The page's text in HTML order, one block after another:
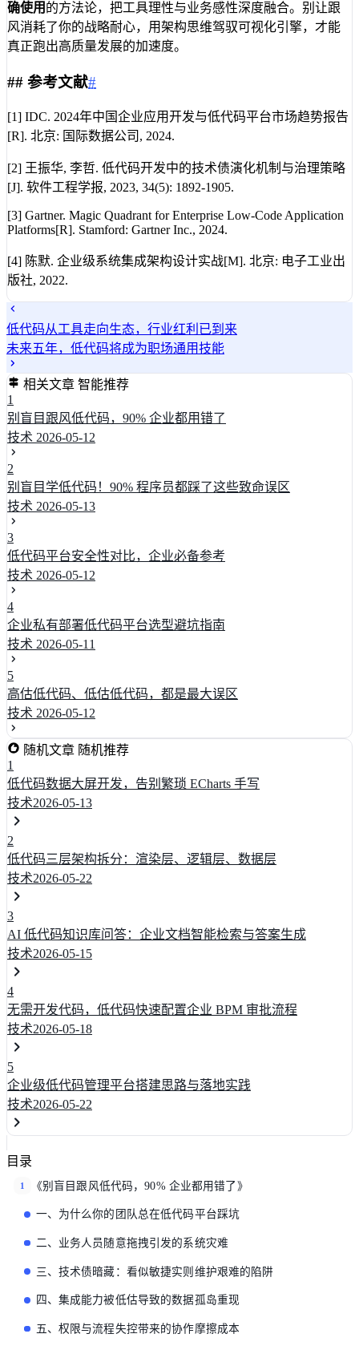
确使用 的方法论，把工具理性与业务感性深度融合。别让跟
风消耗了你的战略耐心，用架构思维驾驭可视化引擎，才能
真正跑出高质量发展的加速度。
## 参考文献#
[1] IDC. 2024年中国企业应用开发与低代码平台市场趋势报告
[R]. 北京: 国际数据公司, 2024.
[2] 王振华, 李哲. 低代码开发中的技术债演化机制与治理策略
[J]. 软件工程学报, 2023, 34(5): 1892-1905.
[3] Gartner. Magic Quadrant for Enterprise Low-Code Application
Platforms[R]. Stamford: Gartner Inc., 2024.
[4] 陈默. 企业级系统集成架构设计实战[M]. 北京: 电子工业出
版社, 2022.
低代码从工具走向生态，行业红利已到来
未来五年，低代码将成为职场通用技能
相关文章 智能推荐
1
别盲目跟风低代码，90% 企业都用错了
技术 2026-05-12
2
别盲目学低代码！90% 程序员都踩了这些致命误区
技术 2026-05-13
3
低代码平台安全性对比，企业必备参考
技术 2026-05-12
4
企业私有部署低代码平台选型避坑指南
技术 2026-05-11
5
高估低代码、低估低代码，都是最大误区
技术 2026-05-12
随机文章 随机推荐
1
低代码数据大屏开发，告别繁琐 ECharts 手写
技术2026-05-13
2
低代码三层架构拆分：渲染层、逻辑层、数据层
技术2026-05-22
3
AI 低代码知识库问答：企业文档智能检索与答案生成
技术2026-05-15
4
无需开发代码，低代码快速配置企业 BPM 审批流程
技术2026-05-18
5
企业级低代码管理平台搭建思路与落地实践
技术2026-05-22
目录
1 《别盲目跟风低代码，90% 企业都用错了》
一、为什么你的团队总在低代码平台踩坑
二、业务人员随意拖拽引发的系统灾难
三、技术债暗藏：看似敏捷实则维护艰难的陷阱
四、集成能力被低估导致的数据孤岛重现
五、权限与流程失控带来的协作摩擦成本